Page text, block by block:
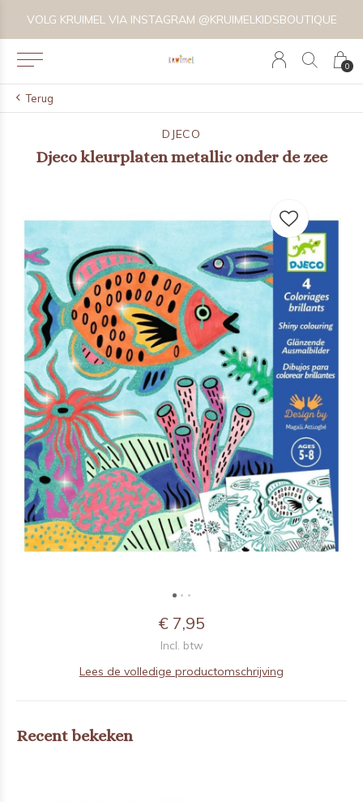
0
VOLG KRUIMEL VIA INSTAGRAM @KRUIMELKIDSBOUTIQUE
Terug
DJECO
Djeco kleurplaten metallic onder de zee
€ 7,95
Incl. btw
Lees de volledige productomschrijving
Recent bekeken